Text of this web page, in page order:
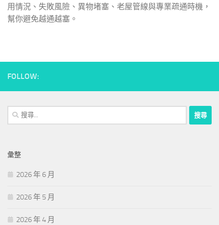
用情況、失敗風險、異物堵塞、老屋管線與專業疏通時機，
幫你避免越通越塞。
FOLLOW:
搜
尋
字:
彙整
2026 年 6 月
2026 年 5 月
2026 年 4 月